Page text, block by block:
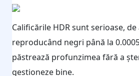
Calificările HDR sunt serioase,
reproducând negri până la
păstrează profunzimea fără a
gestioneze bine.